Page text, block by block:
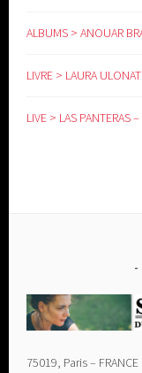
ALBUMS > ANOUAR
LIVRE > LAURA ULONATI
LIVE > LAS PANTERAS
75019, Paris – FRANCE